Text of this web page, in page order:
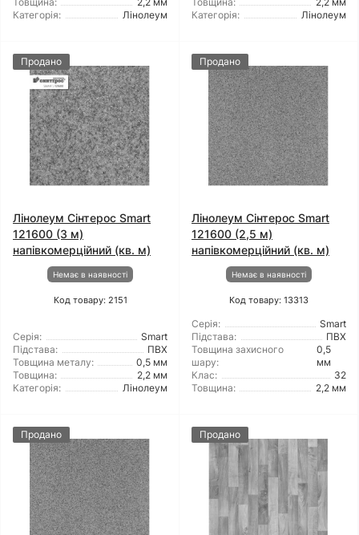
Категорія:
Лінолеум
Категорія:
Лінолеум
Продано
Лінолеум Сінтерос Smart
121600 (3 м)
напівкомерційний (кв. м)
Немає в наявності
Код товару: 2151
Серія:
Smart
Підстава:
ПВХ
Товщина металу:
0,5 мм
Товщина:
2,2 мм
Категорія:
Лінолеум
Продано
Лінолеум Сінтерос Smart
121600 (2,5 м)
напівкомерційний (кв. м)
Немає в наявності
Код товару: 13313
Серія:
Smart
Підстава:
ПВХ
Товщина захисного
шару:
0,5
мм
Клас:
32
Товщина:
2,2 мм
Продано Продано